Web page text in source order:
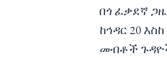
በጎ ፈቃደኛ
ከኅዳር 20
መብቶች